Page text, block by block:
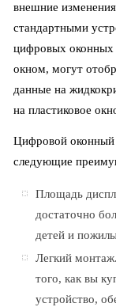
внешние
стандартными
цифровых оконных
окном, могут
данные на
на пластиковое
Цифровой оконный
следующие
Площадь
достаточно
детей и
Легкий
того, как вы
устройство,